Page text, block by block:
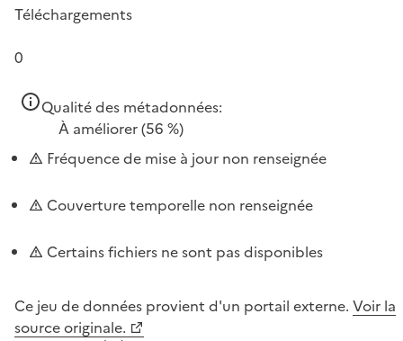
Téléchargements
0
Qualité des métadonnées:
À améliorer(56 %)
Fréquence de mise à jour non renseignée
Couverture temporelle non renseignée
Certains fichiers ne sont pas disponibles
Ce jeu de données provient d'un portail externe. Voir la
source originale.